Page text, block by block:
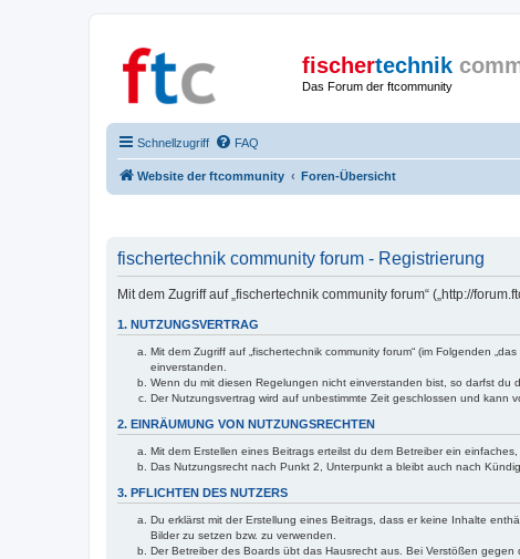
fischertechnik
Das Forum der ftcommunity
Schnellzugriff FAQ
Website der ftcommunity Foren-Übersicht
fischertechnik community forum - Registrierung
Mit dem Zugriff auf „fischertechnik community forum“ („http://
1. NUTZUNGSVERTRAG
Mit dem Zugriff auf „fischertechnik community forum“ (im Folgenden
einverstanden.
Wenn du mit diesen Regelungen nicht einverstanden bist, so darfst du
Der Nutzungsvertrag wird auf unbestimmte Zeit geschlossen und kann
2. EINRÄUMUNG VON NUTZUNGSRECHTEN
Mit dem Erstellen eines Beitrags erteilst du dem Betreiber ein
Das Nutzungsrecht nach Punkt 2, Unterpunkt a bleibt auch nach
3. PFLICHTEN DES NUTZERS
Du erklärst mit der Erstellung eines Beitrags, dass er keine Inhalte
Bilder zu setzen bzw. zu verwenden.
Der Betreiber des Boards übt das Hausrecht aus. Bei Verstößen